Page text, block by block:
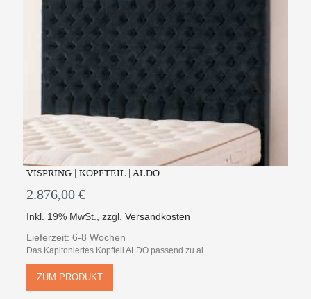
VISPRING | KOPFTEIL | ALDO
2.876,00 €
Inkl. 19% MwSt.,zzgl.Versandkosten
Lieferzeit: 6-8 Wochen
Das Kapitoniertes Kopfteil ALDO passend zu al...
ZUM PRODUKT